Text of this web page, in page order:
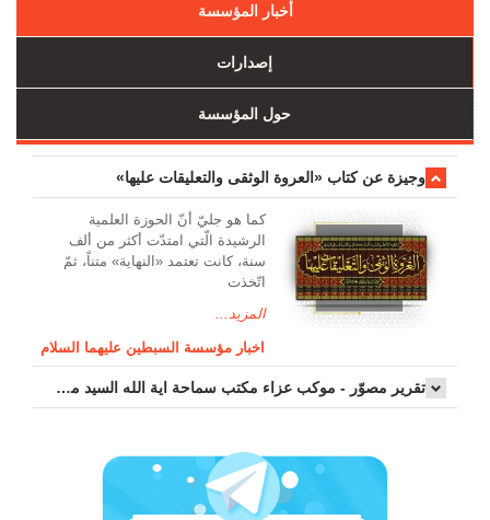
أخبار المؤسسة
إصدارات
حول المؤسسة
وجیزة عن کتاب «العروة الوثقی والتعلیقات علیها»
کما هو جليّ أنّ الحوزة العلمیة
الرشیدة الّتي امتدّت أكثر من ألف
سنة، كانت تعتمد «النهاية» متناً، ثمّ
اتّخذت
المزيد...
اخبار مؤسسة السبطين عليهما السلام
تقرير مصوّر - موكب عزاء مکتب سماحة اية الله السيد مرتضى الموسوي الاصفهاني في يوم إستشهاد السيدة فاطم...